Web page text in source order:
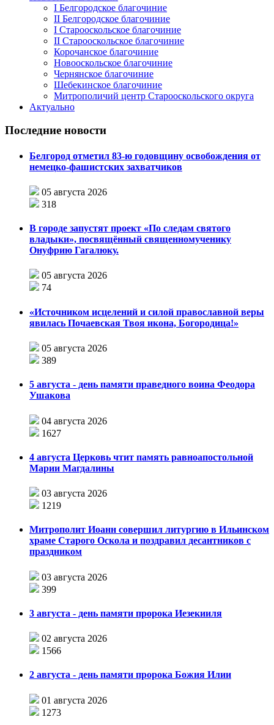
I Белгородское благочиние
II Белгородское благочиние
I Старооскольское благочиние
II Старооскольское благочиние
Корочанское благочиние
Новооскольское благочиние
Чернянское благочиние
Шебекинское благочиние
Митрополичий центр Старооскольского округа
Актуально
Последние новости
Белгород отметил 83-ю годовщину освобождения от
немецко-фашистских захватчиков
05 августа 2026
318
В городе запустят проект «По следам святого
владыки», посвящённый священномученику
Онуфрию Гагалюку.
05 августа 2026
74
«Источником исцелений и силой православной веры
явилась Почаевская Твоя икона, Богородица!»
05 августа 2026
389
5 августа - день памяти праведного воина Феодора
Ушакова
04 августа 2026
1627
4 августа Церковь чтит память равноапостольной
Марии Магдалины
03 августа 2026
1219
Митрополит Иоанн совершил литургию в Ильинском
храме Старого Оскола и поздравил десантников с
праздником
03 августа 2026
399
3 августа - день памяти пророка Иезекииля
02 августа 2026
1566
2 августа - день памяти пророка Божия Илии
01 августа 2026
1273